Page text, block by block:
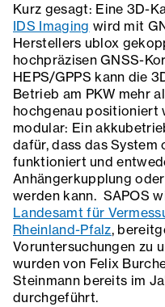
Kurz gesagt: Eine 3D-
IDS Imaging wird mit
Herstellers ublox
hochpräzisen GNSS-
HEPS/GPPS kann die
Betrieb am PKW mehr
hochgenau positioniert
modular: Ein
dafür, dass das
funktioniert und
Anhängerkupplung
werden kann. SAPOS
Landesamt für
Rheinland-Pfalz,
Voruntersuchungen zu
wurden von Felix
Steinmann bereits im
durchgeführt.